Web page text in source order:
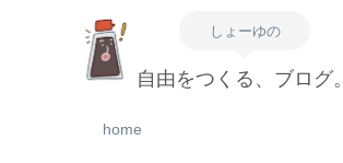
しょーゆの
自由をつくる、ブログ。
home